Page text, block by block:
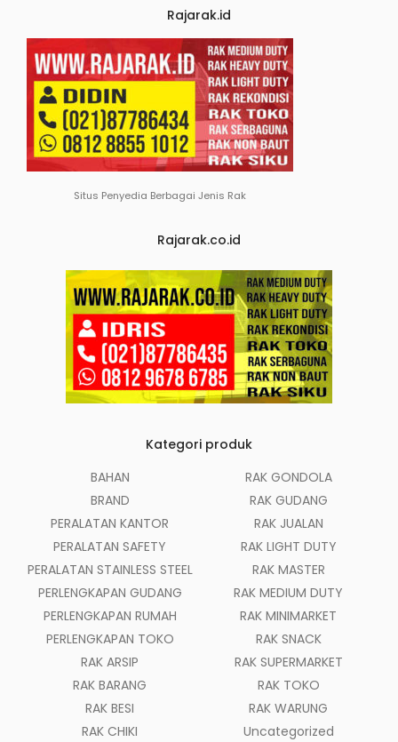
Rajarak.id
Situs Penyedia Berbagai Jenis Rak
Rajarak.co.id
Kategori produk
BAHAN
BRAND
PERALATAN KANTOR
PERALATAN SAFETY
PERALATAN STAINLESS STEEL
PERLENGKAPAN GUDANG
PERLENGKAPAN RUMAH
PERLENGKAPAN TOKO
RAK ARSIP
RAK BARANG
RAK BESI
RAK CHIKI
RAK GONDOLA
RAK GUDANG
RAK JUALAN
RAK LIGHT DUTY
RAK MASTER
RAK MEDIUM DUTY
RAK MINIMARKET
RAK SNACK
RAK SUPERMARKET
RAK TOKO
RAK WARUNG
Uncategorized